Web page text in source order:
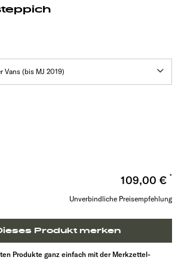
109,00 €
Unverbindliche Preisempfehlung
Produkt merken
Produkte ganz einfach mit der Merkzettel-